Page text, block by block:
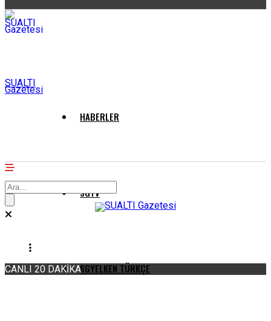
SUALTI
Gazetesi
HABERLER
SGTV
SGYELKEN TÜRKÇE
CANLI 20 DAKİKA